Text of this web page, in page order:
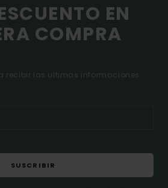
EN
COMPRA
recibir las ultimas informaciones
SUSCRIBIR